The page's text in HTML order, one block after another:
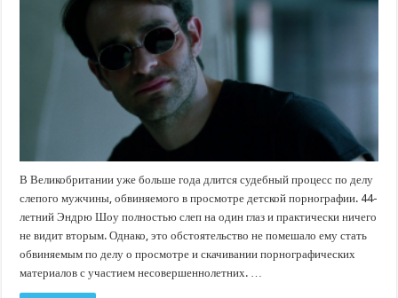
В Великобритании уже больше года длится судебный процесс по делу
слепого мужчины, обвиняемого в просмотре детской порнографии. 44-
летний Эндрю Шоу полностью слеп на один глаз и практически ничего
не видит вторым. Однако, это обстоятельство не помешало ему стать
обвиняемым по делу о просмотре и скачивании порнографических
материалов с участием несовершеннолетних. …